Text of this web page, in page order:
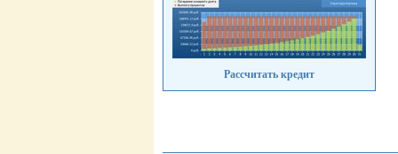
Рассчитать кредит